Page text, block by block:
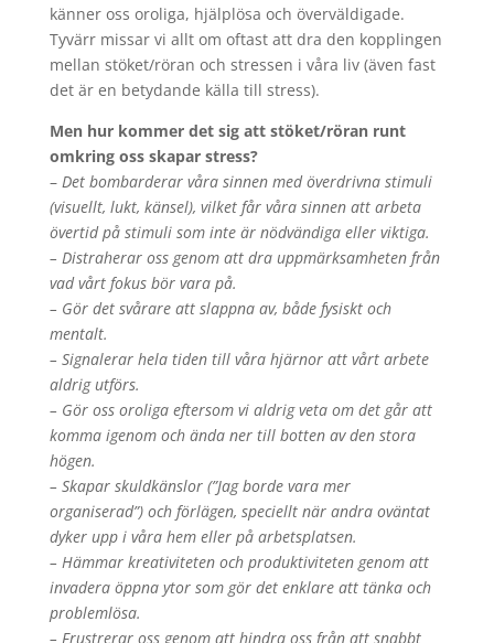
känner oss oroliga, hjälplösa och överväldigade.
Tyvärr missar vi allt om oftast att dra den kopplingen
mellan stöket/röran och stressen i våra liv (även fast
det är en betydande källa till stress).
Men hur kommer det sig att stöket/röran runt
omkring oss skapar stress?
– Det bombarderar våra sinnen med överdrivna stimuli
(visuellt, lukt, känsel), vilket får våra sinnen att arbeta
övertid på stimuli som inte är nödvändiga eller viktiga.
– Distraherar oss genom att dra uppmärksamheten från
vad vårt fokus bör vara på.
– Gör det svårare att slappna av, både fysiskt och
mentalt.
– Signalerar hela tiden till våra hjärnor att vårt arbete
aldrig utförs.
– Gör oss oroliga eftersom vi aldrig veta om det går att
komma igenom och ända ner till botten av den stora
högen.
– Skapar skuldkänslor (”Jag borde vara mer
organiserad”) och förlägen, speciellt när andra oväntat
dyker upp i våra hem eller på arbetsplatsen.
– Hämmar kreativiteten och produktiviteten genom att
invadera öppna ytor som gör det enklare att tänka och
problemlösa.
– Frustrerar oss genom att hindra oss från att snabbt